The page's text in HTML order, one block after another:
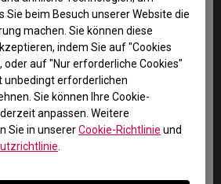
Sie beim Besuch unserer Website die
machen. Sie können diese
indem Sie auf "Cookies
oder auf "Nur erforderliche Cookies"
unbedingt erforderlichen
Sie können Ihre Cookie-
anpassen. Weitere
Sie in unsererCookie-Richtlinie und
Sie eine E-Mail vom BenQ
(„BenQ Team“). Das BenQ Team
Rahmen einer Fehlerbehebung
aber den Fehler bestätigen.
durch Ihren Sachbearbeiter
wird eine RMA-Nummer für Ihr
an BenQ zurücksenden, es